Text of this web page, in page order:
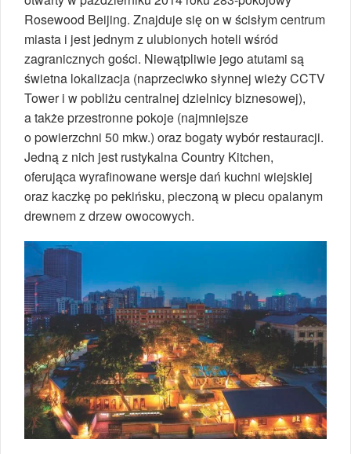
Rosewood Beijing. Znajduje się on w ścisłym centrum
miasta i jest jednym z ulubionych hoteli wśród
zagranicznych gości. Niewątpliwie jego atutami są
świetna lokalizacja (naprzeciwko słynnej wieży CCTV
Tower i w pobliżu centralnej dzielnicy biznesowej),
a także przestronne pokoje (najmniejsze
o powierzchni 50 mkw.) oraz bogaty wybór restauracji.
Jedną z nich jest rustykalna Country Kitchen,
oferująca wyrafinowane wersje dań kuchni wiejskiej
oraz kaczkę po pekińsku, pieczoną w piecu opalanym
drewnem z drzew owocowych.